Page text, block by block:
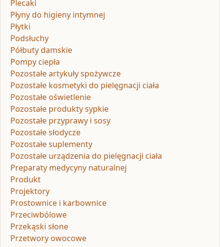
Plecaki
Płyny do higieny intymnej
Płytki
Podsłuchy
Półbuty damskie
Pompy ciepła
Pozostałe artykuły spożywcze
Pozostałe kosmetyki do pielęgnacji ciała
Pozostałe oświetlenie
Pozostałe produkty sypkie
Pozostałe przyprawy i sosy
Pozostałe słodycze
Pozostałe suplementy
Pozostałe urządzenia do pielęgnacji ciała
Preparaty medycyny naturalnej
Produkt
Projektory
Prostownice i karbownice
Przeciwbólowe
Przekąski słone
Przetwory owocowe